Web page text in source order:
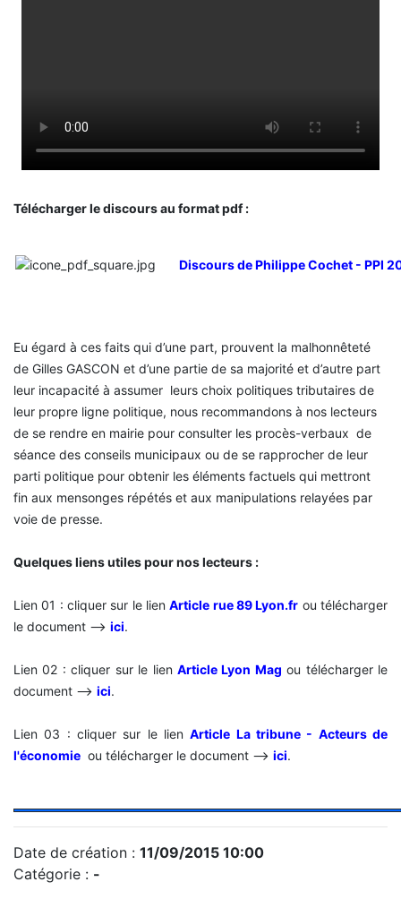
Télécharger le discours au format pdf :
Discours de Philippe Cochet - PPI
Eu égard à ces faits qui d’une part, prouvent la malhonnêteté
de Gilles GASCON et d’une partie de sa majorité et d’autre part
leur incapacité à assumer leurs choix politiques tributaires de
leur propre ligne politique, nous recommandons à nos lecteurs
de se rendre en mairie pour consulter les procès-verbaux de
séance des conseils municipaux ou de se rapprocher de leur
parti politique pour obtenir les éléments factuels qui mettront
fin aux mensonges répétés et aux manipulations relayées par
voie de presse.
Quelques liens utiles pour nos lecteurs :
Lien 01 : cliquer sur le lienArticle rue 89 Lyon.fr ou télécharger
le document --> ici.
Lien 02 :cliquer sur le lien Article Lyon Mag ou télécharger le
document --> ici.
Lien 03 : cliquer sur le lienArticle La tribune - Acteurs de
l'économie ou télécharger le document --> ici.
Date de création : 11/09/2015 10:00
Catégorie : -